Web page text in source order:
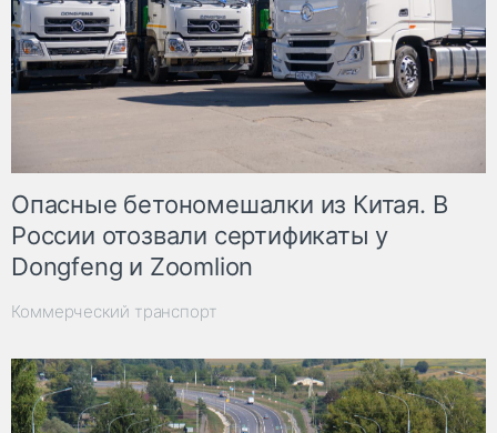
Опасные бетономешалки из Китая. В
России отозвали сертификаты у
Dongfeng и Zoomlion
Коммерческий транспорт